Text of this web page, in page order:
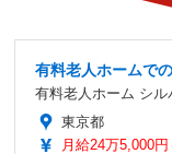
有料老人ホームで
有料老人ホーム シ
東京都
月給24万5,000